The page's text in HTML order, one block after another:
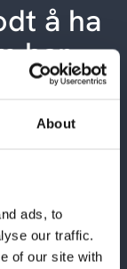
About
ads, to
our traffic.
of our site with
å ha
har
til
den